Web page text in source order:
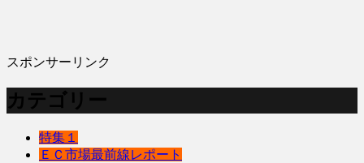
スポンサーリンク
カテゴリー
特集１
ＥＣ市場最前線レポート